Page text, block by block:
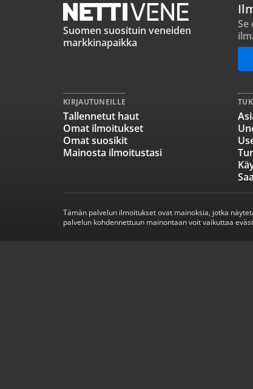
Suomen suosituin veneiden
markkinapaikka
Se
KIRJAUTUNEILLE
Tallennetut haut
Omat ilmoitukset
Omat suosikit
Mainosta ilmoitustasi
Tämän palvelun ilmoitukset ovat mainoksia, jotka
palvelun kohdennettuun mainontaan voit vaikuttaa